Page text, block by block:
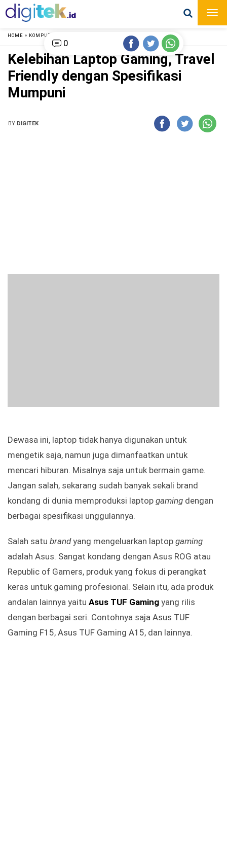
HOME » KOMPUTER
Kelebihan Laptop Gaming, Travel
Friendly dengan Spesifikasi
Mumpuni
BY DIGITEK
Dewasa ini, laptop tidak hanya digunakan untuk
mengetik saja, namun juga dimanfaatkan untuk
mencari hiburan. Misalnya saja untuk bermain game.
Jangan salah, sekarang sudah banyak sekali brand
kondang di dunia memproduksi laptop gaming dengan
berbagai spesifikasi unggulannya.
Salah satu brandyang mengeluarkan laptop gaming
adalah Asus. Sangat kondang dengan Asus ROG atau
Republic of Gamers, produk yang fokus di perangkat
keras untuk gaming profesional. Selain itu, ada produk
andalan lainnya yaitu Asus TUF Gaming yang rilis
dengan berbagai seri. Contohnya saja Asus TUF
Gaming F15, Asus TUF Gaming A15, dan lainnya.
0